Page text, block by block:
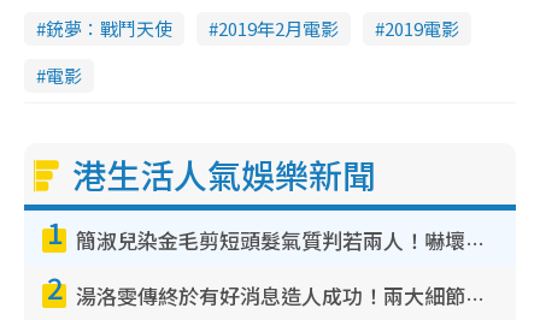
銃夢：戰鬥天使 2019年2月電影
2019電影
電影
港生活人氣娛樂新聞
1 簡淑兒染金毛剪短頭髮氣質判若兩人！嚇壞老公麥大力都認唔出：「你做咩事？」
2 湯洛雯傳終於有好消息造人成功！兩大細節曝孕味極濃惹猜測：大肚婆先會咁！